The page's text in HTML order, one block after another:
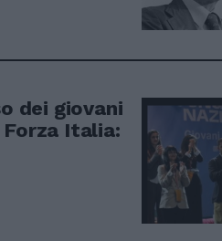
dei giovani
Italia: